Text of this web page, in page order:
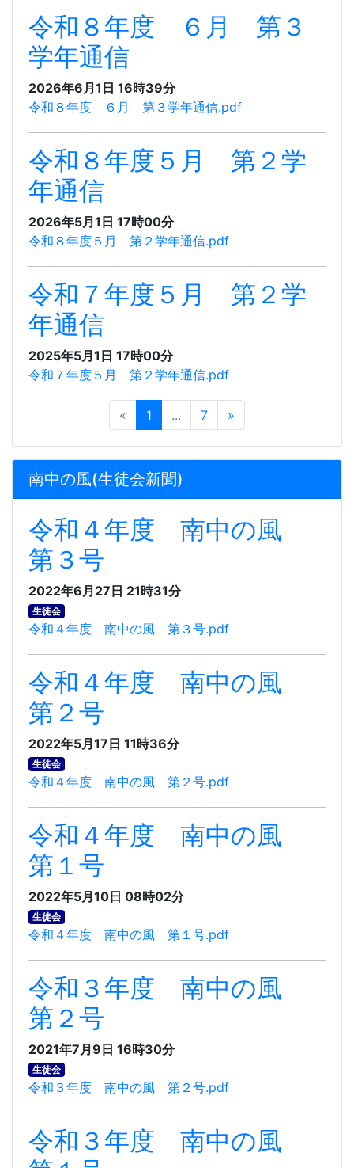
令和８年度 ６月 第３
学年通信
2026年6月1日 16時39分
令和８年度 ６月 第３学年通信.pdf
令和８年度５月 第２学
年通信
2026年5月1日 17時00分
令和８年度５月 第２学年通信.pdf
令和７年度５月 第２学
年通信
2025年5月1日 17時00分
令和７年度５月 第２学年通信.pdf
« 1 ... 7 »
南中の風(生徒会新聞)
令和４年度 南中の風
第３号
2022年6月27日 21時31分
生徒会
令和４年度 南中の風 第３号.pdf
令和４年度 南中の風
第２号
2022年5月17日 11時36分
生徒会
令和４年度 南中の風 第２号.pdf
令和４年度 南中の風
第１号
2022年5月10日 08時02分
生徒会
令和４年度 南中の風 第１号.pdf
令和３年度 南中の風
第２号
2021年7月9日 16時30分
生徒会
令和３年度 南中の風 第２号.pdf
令和３年度 南中の風